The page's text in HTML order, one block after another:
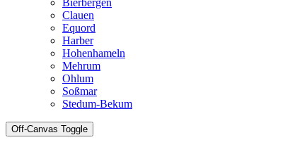
Bierbergen
Clauen
Equord
Harber
Hohenhameln
Mehrum
Ohlum
Soßmar
Stedum-Bekum
Off-Canvas Toggle